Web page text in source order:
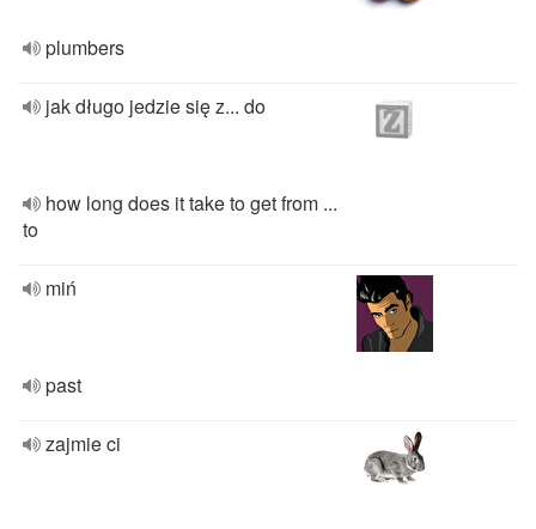
plumbers
jak długo jedzie się z... do
how long does it take to get from ...
to
miń
past
zajmie ci